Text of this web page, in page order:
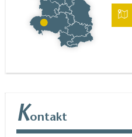
Kontakt